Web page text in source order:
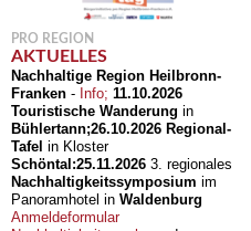
PRO REGION
AKTUELLES
Nachhaltige Region Heilbronn-
Franken - Info; 11.10.2026
Touristische Wanderung in
Bühlertann;26.10.2026 Regional-
Tafel in Kloster
Schöntal:25.11.2026 3. regionales
Nachhaltigkeitssymposium im
Panoramhotel in Waldenburg
Anmeldeformular